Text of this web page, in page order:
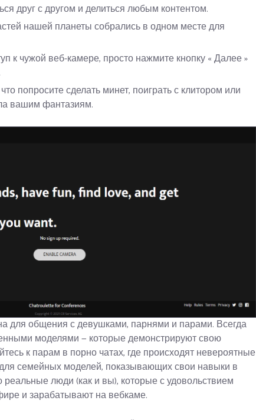
друг с другом и делиться любым контентом.
нашей планеты собрались в одном месте для
к чужой веб-камере, просто нажмите кнопку « Далее »
попросите сделать минет, поиграть с клитором или
вашим фантазиям.
для общения с девушками, парнями и парами. Всегда
моделями — которые демонстрируют свою
к парам в порно чатах, где происходят невероятные
семейных моделей, показывающих свои навыки в
реальные люди (как и вы), которые с удовольствием
и зарабатывают на вебкаме.